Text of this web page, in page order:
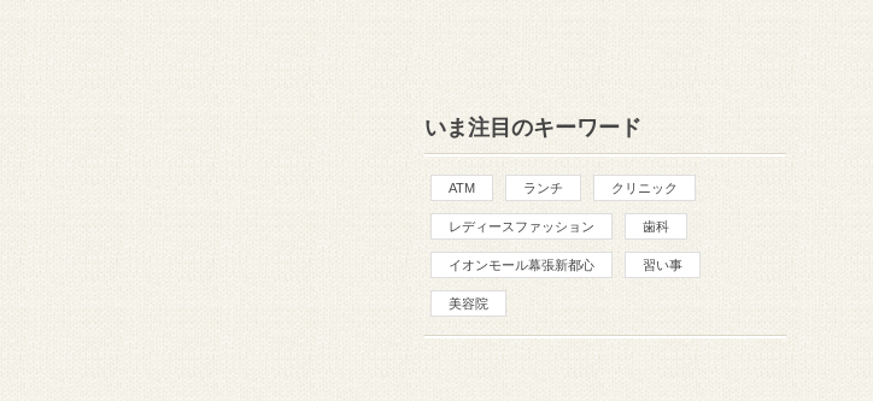
いま注目のキーワード
ATM ランチ クリニック
レディースファッション 歯科
イオンモール幕張新都心 習い事
美容院